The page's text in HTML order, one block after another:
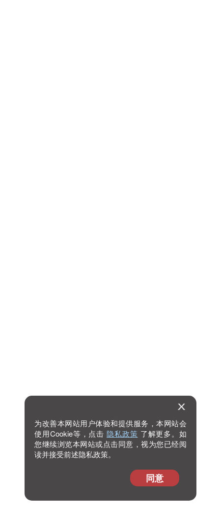
为改善本网站用户体验和提供服务，本网站会
使用Cookie等，点击 隐私政策 了解更多。如
您继续浏览本网站或点击同意，视为您已经阅
读并接受前述隐私政策。
同意